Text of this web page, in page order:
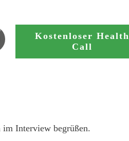
Kostenloser Health
Call
im Interview begrüßen.